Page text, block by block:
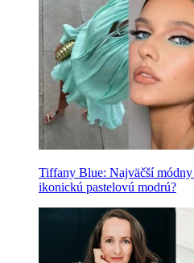
Tiffany Blue: Najväčší
ikonickú pastelovú modrú?